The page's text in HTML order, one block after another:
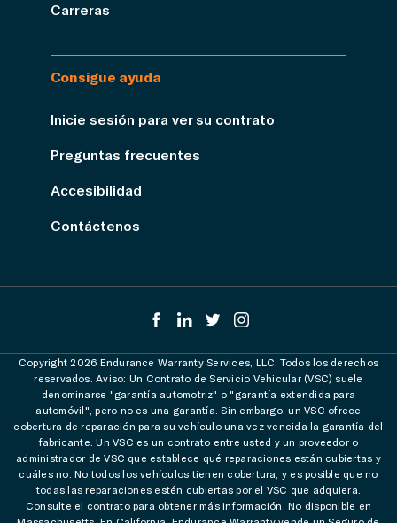
Carreras
Consigue ayuda
Inicie sesión para ver su contrato
Preguntas frecuentes
Accesibilidad
Contáctenos
Copyright 2026 Endurance Warranty Services, LLC. Todos los derechos
reservados. Aviso: Un Contrato de Servicio Vehicular (VSC) suele
denominarse "garantía automotriz" o "garantía extendida para
automóvil", pero no es una garantía. Sin embargo, un VSC ofrece
cobertura de reparación para su vehículo una vez vencida la garantía del
fabricante. Un VSC es un contrato entre usted y un proveedor o
administrador de VSC que establece qué reparaciones están cubiertas y
cuáles no. No todos los vehículos tienen cobertura, y es posible que no
todas las reparaciones estén cubiertas por el VSC que adquiera.
Consulte el contrato para obtener más información. No disponible en